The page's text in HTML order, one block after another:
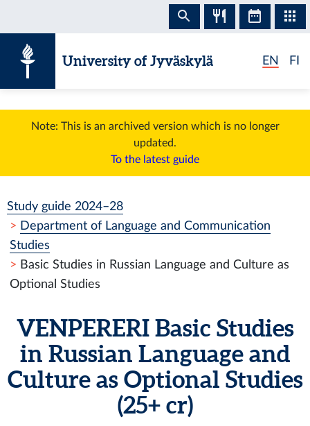
University of Jyväskylä EN FI
Note: This is an archived version which is no longer
updated.
To the latest guide
Study guide 2024–28
Department of Language and Communication
Studies
Basic Studies in Russian Language and Culture as
Optional Studies
VENPERERI Basic Studies
in Russian Language and
Culture as Optional Studies
(25+ cr)